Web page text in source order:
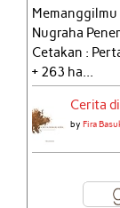
Memanggilmu
Nugraha
Cetakan :
+ 263 ha...
Cerita
byFira